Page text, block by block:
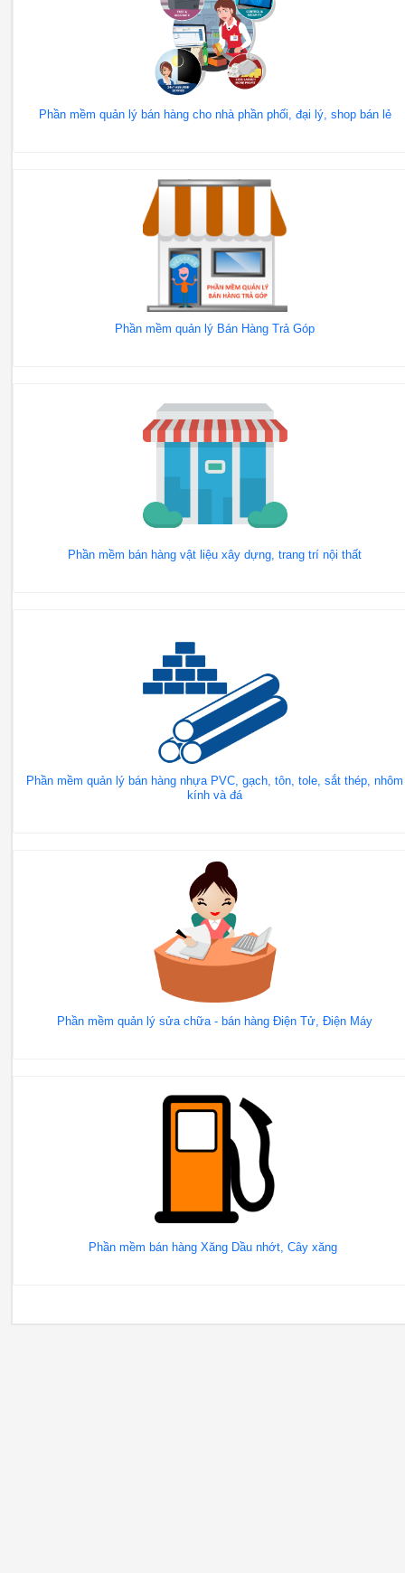
Phần mềm quản lý bán hàng cho nhà phần phối, đại lý, shop bán lẻ
Phần mềm quản lý Bán Hàng Trả Góp
Phần mềm bán hàng vật liệu xây dựng, trang trí nội thất
Phần mềm quản lý bán hàng nhựa PVC, gạch, tôn, tole, sắt thép, nhôm
kính và đá
Phần mềm quản lý sửa chữa - bán hàng Điện Tử, Điện Máy
Phần mềm bán hàng Xăng Dầu nhớt, Cây xăng